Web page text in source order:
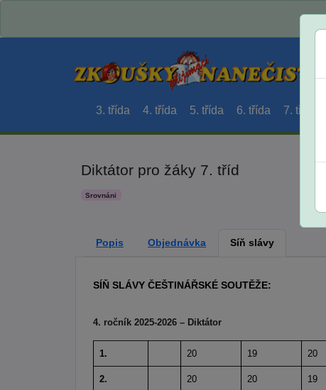
3. třída 4. třída 5. třída 6. třída 7. třída
Diktátor pro žáky 7. tříd
Srovnáni
Popis Objednávka Síň slávy
SÍŇ SLÁVY ČEŠTINÁŘSKÉ SOUTĚŽE:
4. ročník 2025-2026 – Diktátor
1. 20 19 20
2. 20 20 19